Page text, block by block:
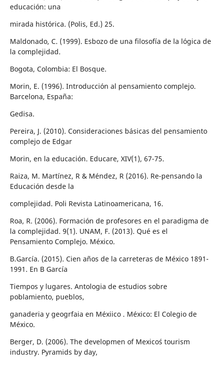
educación: una
mirada histórica. (Polis, Ed.) 25.
Maldonado, C. (1999). Esbozo de una filosofía de la lógica de
la complejidad.
Bogota, Colombia: El Bosque.
Morin, E. (1996). Introducción al pensamiento complejo.
Barcelona, España:
Gedisa.
Pereira, J. (2010). Consideraciones básicas del pensamiento
complejo de Edgar
Morin, en la educación. Educare, XIV(1), 67-75.
Raiza, M. Martínez, R & Méndez, R (2016). Re-pensando la
Educación desde la
complejidad. Poli Revista Latinoamericana, 16.
Roa, R. (2006). Formación de profesores en el paradigma de
la complejidad. 9(1). UNAM, F. (2013). Qué es el
Pensamiento Complejo. México.
B.García. (2015). Cien años de la carreteras de México 1891-
1991. En B García
Tiempos y lugares. Antologia de estudios sobre
poblamiento, pueblos,
ganaderia y geogrfaia en Méxiico . México: El Colegio de
México.
Berger, D. (2006). The developmen of Mexico´s tourism
industry. Pyramids by day,